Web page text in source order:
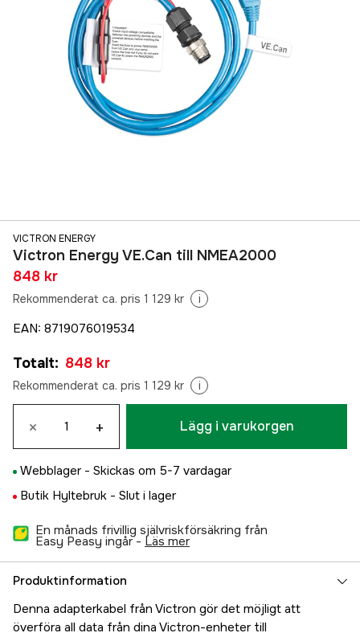
VICTRON ENERGY
Victron Energy VE.Can till NMEA2000
848 kr
Rekommenderat ca. pris 1 129 kr i
EAN: 8719076019534
Totalt: 848 kr
Rekommenderat ca. pris 1 129 kr i
× + Lägg i varukorgen
Webblager - Skickas om 5-7 vardagar
Butik Hyltebruk - Slut i lager
En månads frivillig självriskförsäkring från
Easy Peasy ingår - läs mer
Produktinformation
Denna adapterkabel från Victron gör det möjligt att
överföra all data från dina Victron-enheter till